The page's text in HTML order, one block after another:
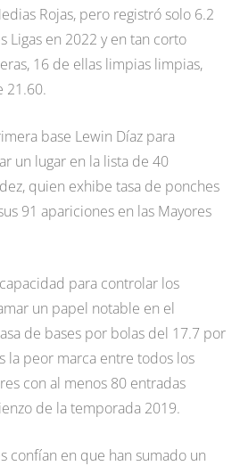
Rojas, pero registró solo 6.2
Ligas en 2022 y en tan corto
16 de ellas limpias limpias,
21.60.
base Lewin Díaz para
un lugar en la lista de 40
quien exhibe tasa de ponches
91 apariciones en las Mayores
para controlar los
un papel notable en el
de bases por bolas del 17.7 por
la peor marca entre todos los
con al menos 80 entradas
de la temporada 2019.
confían en que han sumado un